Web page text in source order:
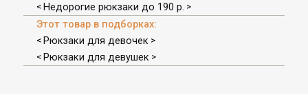
< Недорогие рюкзаки до 190 р. >
Этот товар в подборках:
< Рюкзаки для девочек >
< Рюкзаки для девушек >